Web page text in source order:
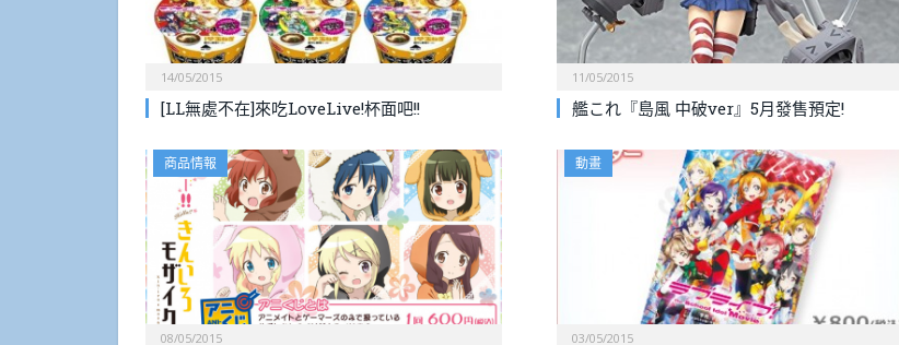
14/05/2015
[LL無處不在]來吃LoveLive!杯面吧!!
11/05/2015
艦これ『島風 中破ver』5月發售預定!
商品情報
08/05/2015
動畫
03/05/2015